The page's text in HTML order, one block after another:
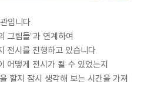
입니다.
그림들"과 연계하여
전시를 진행하고 있습니다.
어떻게 전시가 될 수 있었는지
할지 잠시 생각해 보는 시간을 가져